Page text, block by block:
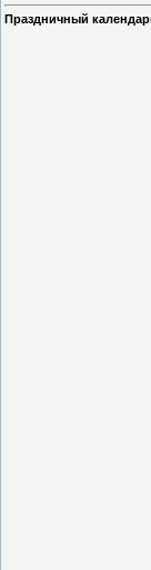
Праздничный